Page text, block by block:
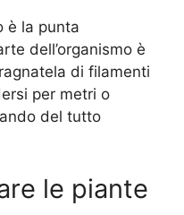
è la punta
dell’organismo è
di filamenti
per metri o
del tutto
le piante